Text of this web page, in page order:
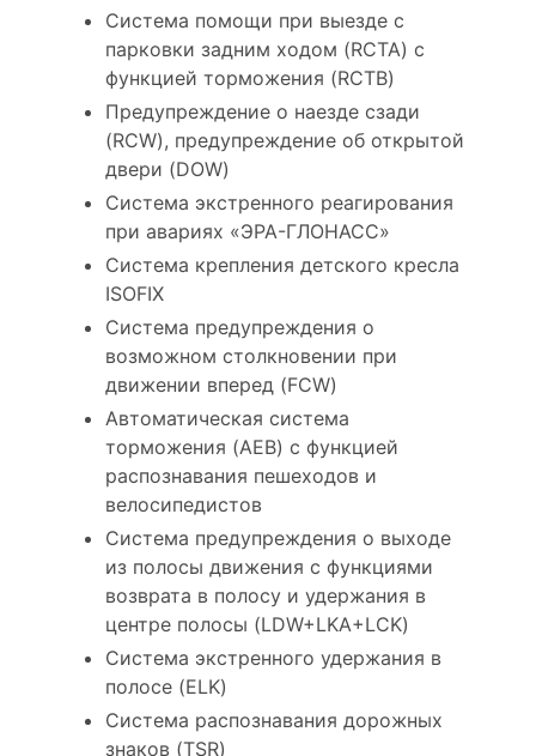
Система помощи при выезде с
парковки задним ходом (RCTA) с
функцией торможения (RCTB)
Предупреждение о наезде сзади
(RCW), предупреждение об открытой
двери (DOW)
Система экстренного реагирования
при авариях «ЭРА-ГЛОНАСС»
Система крепления детского кресла
ISOFIX
Система предупреждения о
возможном столкновении при
движении вперед (FCW)
Автоматическая система
торможения (AEB) с функцией
распознавания пешеходов и
велосипедистов
Система предупреждения о выходе
из полосы движения с функциями
возврата в полосу и удержания в
центре полосы (LDW+LKA+LCK)
Система экстренного удержания в
полосе (ELK)
Система распознавания дорожных
знаков (TSR)